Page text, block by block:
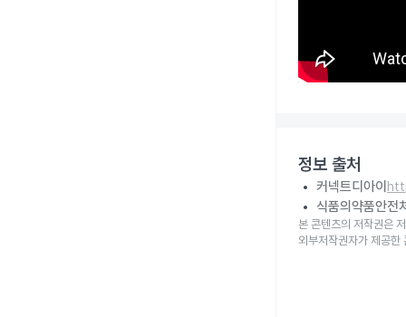
정보 출처
커넥트디아이
식품의약품안전
본 콘텐츠의 저작권은
외부저작권자가 제공한